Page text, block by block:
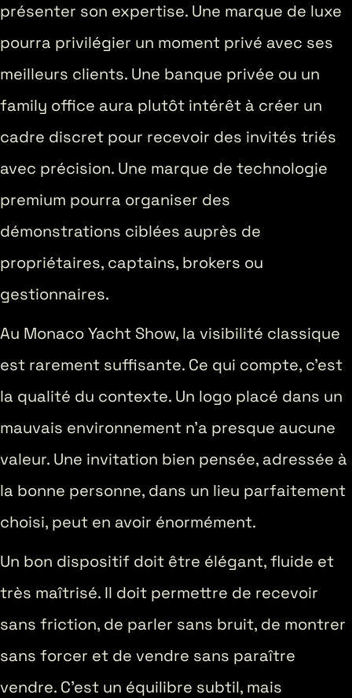
présenter son expertise. Une marque de luxe
pourra privilégier un moment privé avec ses
meilleurs clients. Une banque privée ou un
family office aura plutôt intérêt à créer un
cadre discret pour recevoir des invités triés
avec précision. Une marque de technologie
premium pourra organiser des
démonstrations ciblées auprès de
propriétaires, captains, brokers ou
gestionnaires.
Au Monaco Yacht Show, la visibilité classique
est rarement suffisante. Ce qui compte, c’est
la qualité du contexte. Un logo placé dans un
mauvais environnement n’a presque aucune
valeur. Une invitation bien pensée, adressée à
la bonne personne, dans un lieu parfaitement
choisi, peut en avoir énormément.
Un bon dispositif doit être élégant, fluide et
très maîtrisé. Il doit permettre de recevoir
sans friction, de parler sans bruit, de montrer
sans forcer et de vendre sans paraître
vendre. C’est un équilibre subtil, mais